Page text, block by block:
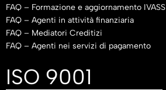
FAQ – Formazione e aggiornamento IVASS
FAQ – Agenti in attività finanziaria
FAQ – Mediatori Creditizi
FAQ – Agenti nei servizi di pagamento
ISO 9001